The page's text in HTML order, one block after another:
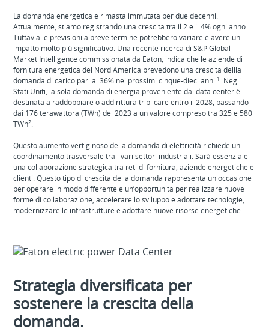
La domanda energetica è rimasta immutata per due decenni.
Attualmente, stiamo registrando una crescita tra il 2 e il 4% ogni anno.
Tuttavia le previsioni a breve termine potrebbero variare e avere un
impatto molto più significativo. Una recente ricerca di S&P Global
Market Intelligence commissionata da Eaton, indica che le aziende di
fornitura energetica del Nord America prevedono una crescita dellla
domanda di carico pari al 36% nei prossimi cinque-dieci anni.1. Negli
Stati Uniti, la sola domanda di energia proveniente dai data center è
destinata a raddoppiare o addirittura triplicare entro il 2028, passando
dai 176 terawattora (TWh) del 2023 a un valore compreso tra 325 e 580
TWh2.
Questo aumento vertiginoso della domanda di elettricità richiede un
coordinamento trasversale tra i vari settori industriali. Sarà essenziale
una collaborazione strategica tra reti di fornitura, aziende energetiche e
clienti. Questo tipo di crescita della domanda rappresenta un occasione
per operare in modo differente e un’opportunità per realizzare nuove
forme di collaborazione, accelerare lo sviluppo e adottare tecnologie,
modernizzare le infrastrutture e adottare nuove risorse energetiche.
Strategia diversificata per
sostenere la crescita della
domanda.